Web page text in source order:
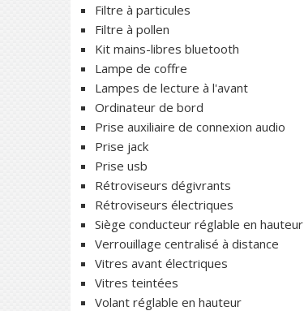
Filtre à particules
Filtre à pollen
Kit mains-libres bluetooth
Lampe de coffre
Lampes de lecture à l'avant
Ordinateur de bord
Prise auxiliaire de connexion audio
Prise jack
Prise usb
Rétroviseurs dégivrants
Rétroviseurs électriques
Siège conducteur réglable en hauteur
Verrouillage centralisé à distance
Vitres avant électriques
Vitres teintées
Volant réglable en hauteur